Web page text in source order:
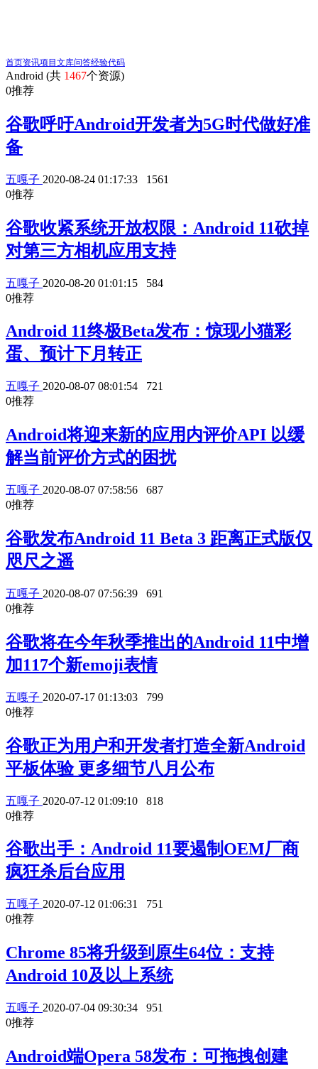
首页资讯项目文库问答经验代码
Android (共 1467个资源)
0推荐
谷歌呼吁Android开发者为5G时代做好准
备
五嘎子 2020-08-24 01:17:33
1561
0推荐
谷歌收紧系统开放权限：Android 11砍掉
对第三方相机应用支持
五嘎子 2020-08-20 01:01:15
584
0推荐
Android 11终极Beta发布：惊现小猫彩
蛋、预计下月转正
五嘎子 2020-08-07 08:01:54
721
0推荐
Android将迎来新的应用内评价API 以缓
解当前评价方式的困扰
五嘎子 2020-08-07 07:58:56
687
0推荐
谷歌发布Android 11 Beta 3 距离正式版仅
咫尺之遥
五嘎子 2020-08-07 07:56:39
691
0推荐
谷歌将在今年秋季推出的Android 11中增
加117个新emoji表情
五嘎子 2020-07-17 01:13:03
799
0推荐
谷歌正为用户和开发者打造全新Android
平板体验 更多细节八月公布
五嘎子 2020-07-12 01:09:10
818
0推荐
谷歌出手：Android 11要遏制OEM厂商
疯狂杀后台应用
五嘎子 2020-07-12 01:06:31
751
0推荐
Chrome 85将升级到原生64位：支持
Android 10及以上系统
五嘎子 2020-07-04 09:30:34
951
0推荐
Android端Opera 58发布：可拖拽创建